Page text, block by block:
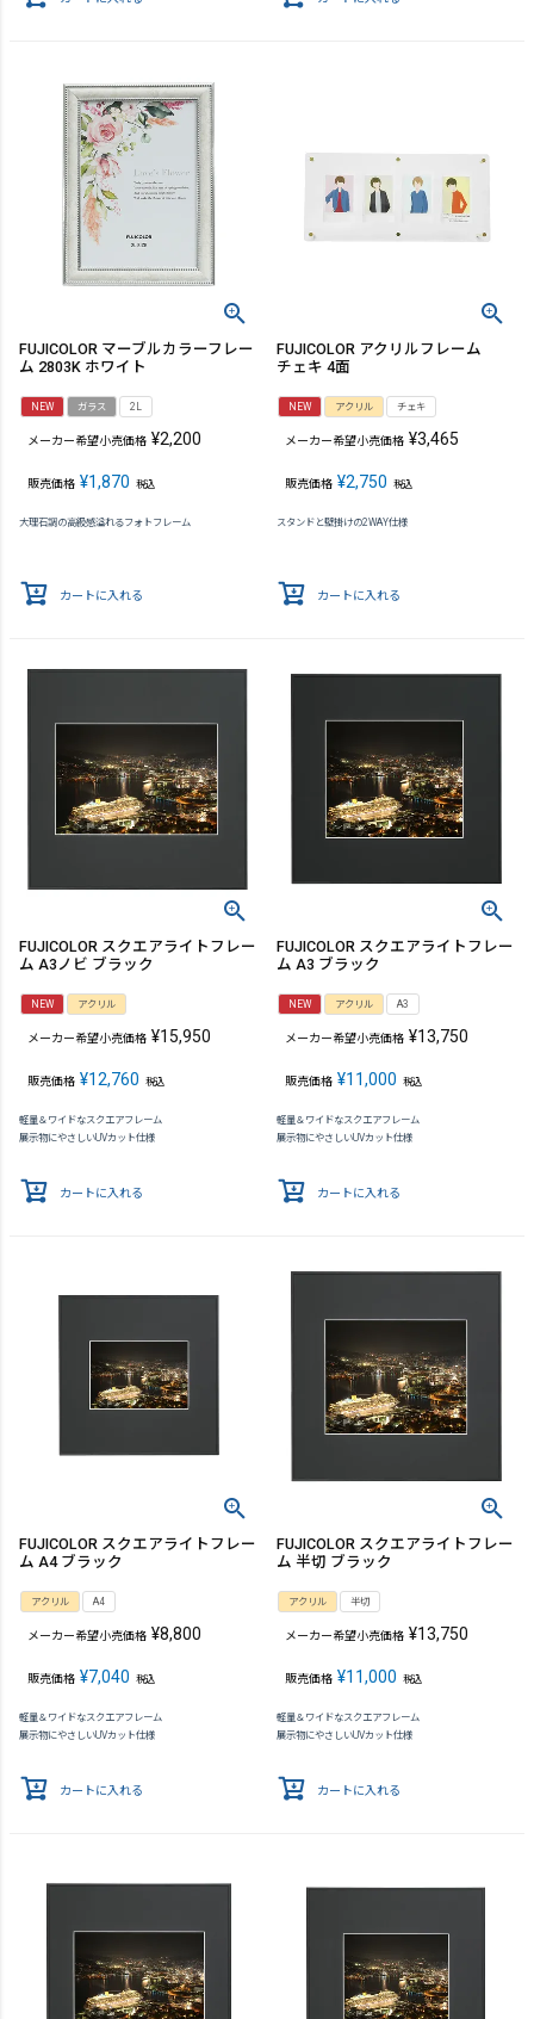
FUJICOLOR マーブルカラーフレー
ム 2803K ホワイト
NEW ガラス 2L
メーカー希望小売価格 ¥2,200
販売価格 ¥1,870 税込
大理石調の高級感溢れるフォトフレーム
カートに入れる
FUJICOLOR アクリルフレーム
チェキ 4面
NEW アクリル チェキ
メーカー希望小売価格 ¥3,465
販売価格 ¥2,750 税込
スタンドと壁掛けの2WAY仕様
カートに入れる
FUJICOLOR スクエアライトフレー
ム A3ノビ ブラック
NEW アクリル
メーカー希望小売価格 ¥15,950
販売価格 ¥12,760 税込
軽量＆ワイドなスクエアフレーム
展示物にやさしいUVカット仕様
カートに入れる
FUJICOLOR スクエアライトフレー
ム A3 ブラック
NEW アクリル A3
メーカー希望小売価格 ¥13,750
販売価格 ¥11,000 税込
軽量＆ワイドなスクエアフレーム
展示物にやさしいUVカット仕様
カートに入れる
FUJICOLOR スクエアライトフレー
ム A4 ブラック
アクリル A4
メーカー希望小売価格 ¥8,800
販売価格 ¥7,040 税込
軽量＆ワイドなスクエアフレーム
展示物にやさしいUVカット仕様
カートに入れる
FUJICOLOR スクエアライトフレー
ム 半切 ブラック
アクリル 半切
メーカー希望小売価格 ¥13,750
販売価格 ¥11,000 税込
軽量＆ワイドなスクエアフレーム
展示物にやさしいUVカット仕様
カートに入れる